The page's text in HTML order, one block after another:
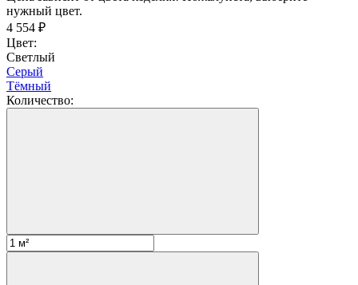
нужный цвет.
4 554 ₽
Цвет:
Светлый
Серый
Тёмный
Количество: